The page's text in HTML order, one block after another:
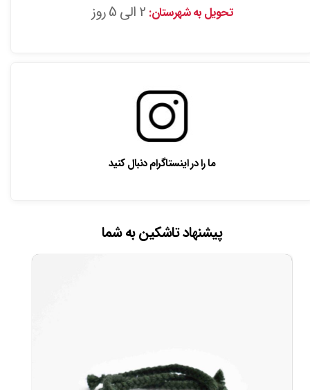
تحویل به شهرستان: 2 الی 5 روز
ما را در اینستاگرام دنبال کنید
پیشنهاد تاشکین به شما